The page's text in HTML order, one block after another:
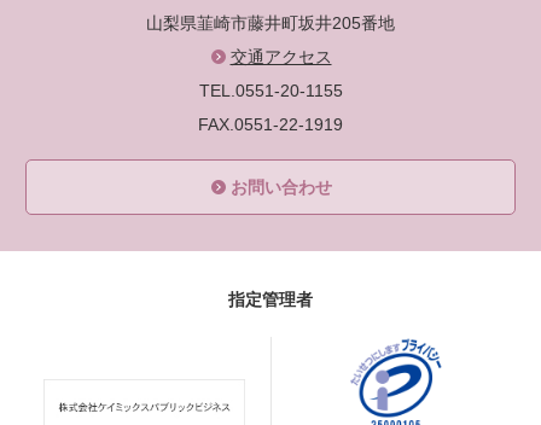
山梨県韮崎市藤井町坂井205番地
交通アクセス
TEL.0551-20-1155
FAX.0551-22-1919
お問い合わせ
指定管理者